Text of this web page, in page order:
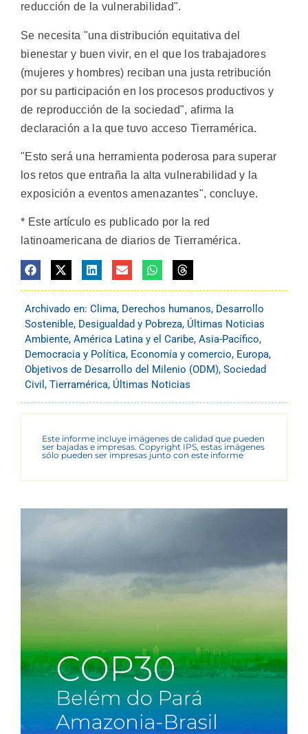
reducción de la vulnerabilidad".
Se necesita "una distribución equitativa del
bienestar y buen vivir, en el que los trabajadores
(mujeres y hombres) reciban una justa retribución
por su participación en los procesos productivos y
de reproducción de la sociedad", afirma la
declaración a la que tuvo acceso Tierramérica.
"Esto será una herramienta poderosa para superar
los retos que entraña la alta vulnerabilidad y la
exposición a eventos amenazantes", concluye.
* Este artículo es publicado por la red
latinoamericana de diarios de Tierramérica.
Archivado en: Clima, Derechos humanos, Desarrollo
Sostenible, Desigualdad y Pobreza, Últimas Noticias
Ambiente, América Latina y el Caribe, Asia-Pacífico,
Democracia y Política, Economía y comercio, Europa,
Objetivos de Desarrollo del Milenio (ODM), Sociedad
Civil , Tierramérica, Últimas Noticias
Este informe incluye imágenes de calidad que pueden
ser bajadas e impresas. Copyright IPS, estas imágenes
sólo pueden ser impresas junto con este informe